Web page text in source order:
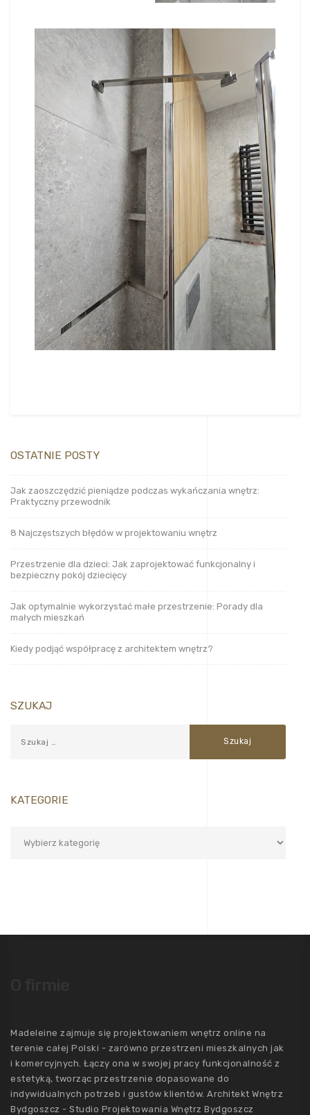
OSTATNIE POSTY
Jak zaoszczędzić pieniądze podczas wykańczania wnętrz:
Praktyczny przewodnik
8 Najczęstszych błędów w projektowaniu wnętrz
Przestrzenie dla dzieci: Jak zaprojektować funkcjonalny i
bezpieczny pokój dziecięcy
Jak optymalnie wykorzystać małe przestrzenie: Porady dla
małych mieszkań
Kiedy podjąć współpracę z architektem wnętrz?
SZUKAJ
KATEGORIE
Madeleine zajmuje się projektowaniem wnętrz online na
terenie całej Polski - zarówno przestrzeni mieszkalnych jak
i komercyjnych. Łączy ona w swojej pracy funkcjonalność z
estetyką, tworząc przestrzenie dopasowane do
indywidualnych potrzeb i gustów klientów. Architekt Wnętrz
Bydgoszcz - Studio Projektowania Wnętrz Bydgoszcz